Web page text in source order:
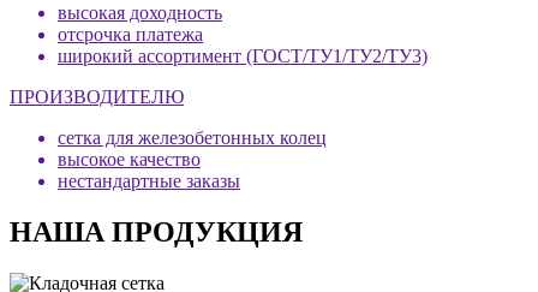
высокая доходность
отсрочка платежа
широкий ассортимент (ГОСТ/ТУ1/ТУ2/ТУ3)
ПРОИЗВОДИТЕЛЮ
сетка для железобетонных колец
высокое качество
нестандартные заказы
НАША ПРОДУКЦИЯ